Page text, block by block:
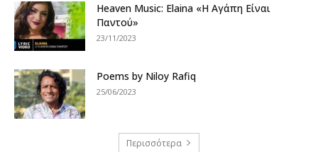
Heaven Music: Elaina «Η Αγάπη Είναι
Παντού»
23/11/2023
Poems by Niloy Rafiq
25/06/2023
Περισσότερα